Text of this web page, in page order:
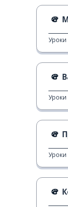
Уроки
Уроки
Уроки